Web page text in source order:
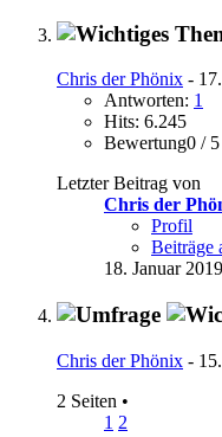
Chris der Phönix -
Antworten: 1
Hits: 6.245
Bewertung0 / 5
Letzter Beitrag von
Chris der
Profil
Beiträge
18. Januar
Chris der Phönix -
2 Seiten •
1 2